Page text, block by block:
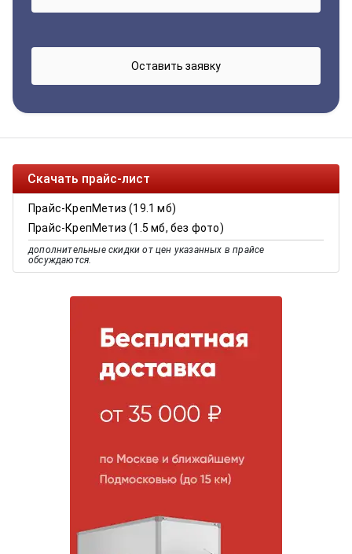
Скачать прайс-лист
Прайс-КрепМетиз (19.1 мб)
Прайс-КрепМетиз (1.5 мб, без фото)
дополнительные скидки от цен указанных в прайсе
обсуждаются.